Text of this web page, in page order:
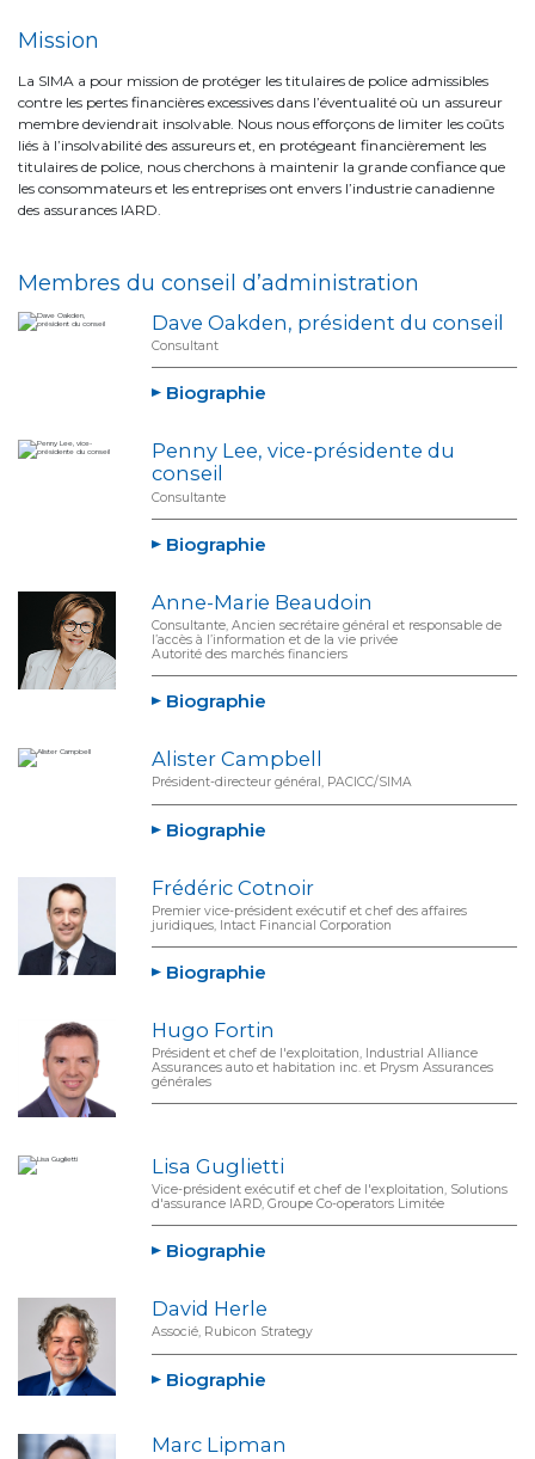
Mission
La SIMA a pour mission de protéger les titulaires de police admissibles
contre les pertes financières excessives dans l’éventualité où un assureur
membre deviendrait insolvable. Nous nous efforçons de limiter les coûts
liés à l’insolvabilité des assureurs et, en protégeant financièrement les
titulaires de police, nous cherchons à maintenir la grande confiance que
les consommateurs et les entreprises ont envers l’industrie canadienne
des assurances IARD.
Membres du conseil d’administration
Dave Oakden, président du conseil
Consultant
Biographie
Penny Lee, vice-présidente du
conseil
Consultante
Biographie
Anne-Marie Beaudoin
Consultante, Ancien secrétaire général et responsable de
l’accès à l’information et de la vie privée
Autorité des marchés financiers
Biographie
Alister Campbell
Président-directeur général, PACICC/SIMA
Biographie
Frédéric Cotnoir
Premier vice-président exécutif et chef des affaires
juridiques, Intact Financial Corporation
Biographie
Hugo Fortin
Président et chef de l'exploitation, Industrial Alliance
Assurances auto et habitation inc. et Prysm Assurances
générales
Lisa Guglietti
Vice-président exécutif et chef de l'exploitation, Solutions
d'assurance IARD, Groupe Co-operators Limitée
Biographie
David Herle
Associé, Rubicon Strategy
Biographie
Marc Lipman